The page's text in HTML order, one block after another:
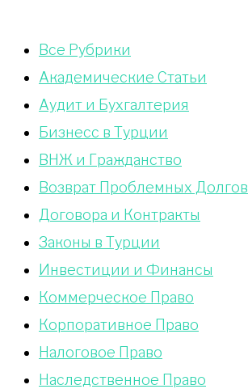
Bce Pyбрики
Академические Статьи
Аудит и Бухгалтерия
Бизнесс в Турции
ВНЖ и Гражданство
Возврат Проблемных Долгов
Договора и Контракты
Законы в Турции
Инвестиции и Финансы
Коммерческое Право
Корпоративное Право
Налоговое Право
Наследственное Право